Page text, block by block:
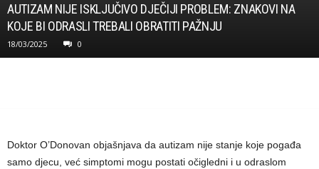
AUTIZAM NIJE ISKLJUČIVO DJEČIJI PROBLEM: ZNAKOVI NA
KOJE BI ODRASLI TREBALI OBRATITI PAŽNJU
18/03/2025 0
Doktor O’Donovan objašnjava da autizam nije stanje koje pogađa
samo djecu, već simptomi mogu postati očigledni i u odraslom